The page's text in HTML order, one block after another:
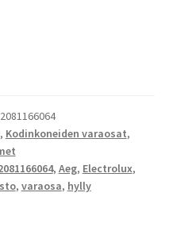
, Kodinkoneiden varaosat,
, Aeg, Electrolux,
, varaosa, hylly